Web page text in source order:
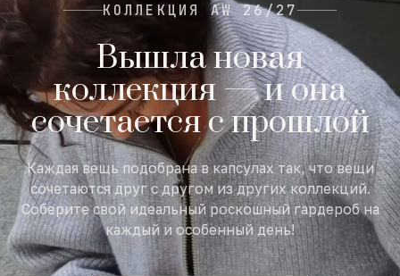
КОЛЛЕКЦИЯ AW 26/27
Вышла новая
коллекция — и она
сочетается с прошлой
Каждая вещь подобрана в капсулах так, что вещи
сочетаются друг с другом из других коллекций.
Соберите свой идеальный роскошный гардероб на
каждый и особенный день!